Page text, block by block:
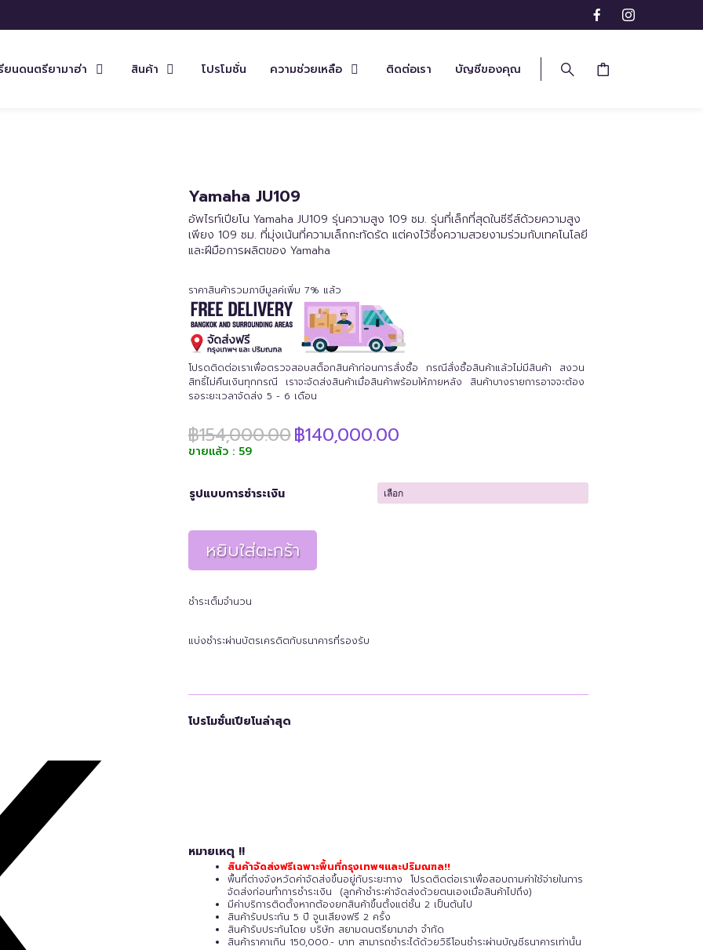
ยนดนตรียามาฮ่า สินค้า โปรโมชั่น ความช่วยเหลือ ติดต่อเรา บัญชีของคุณ
Yamaha JU109
อัพไรท์เปียโน Yamaha JU109 รุ่นความสูง 109 ซม. รุ่นที่เล็กที่สุดในซีรีส์ด้วยความสูง
เพียง 109 ซม. ที่มุ่งเน้นที่ความเล็กกะทัดรัด แต่คงไว้ซึ่งความสวยงามร่วมกับเทคโนโลยี
และฝีมือการผลิตของ Yamaha
ราคาสินค้ารวมภาษีมูลค่เพิ่ม 7% แล้ว
โปรดติดต่อเราเพื่อตรวจสอบสต็อกสินค้าก่อนการสั่งซื้อ กรณีสั่งซื้อสินค้าแล้วไม่มีสินค้า สงวน
สิทธิ์ไม่คืนเงินทุกกรณี เราจะจัดส่งสินค้าเมื่อสินค้าพร้อมให้ภายหลัง สินค้าบางรายการอาจจะต้อง
รอระยะเวลาจัดส่ง 5 - 6 เดือน
฿154,000.00Original
price
฿154,000.00.
฿140,000.00Current
฿140,000.00.
ขายแล้ว : 59
รูปแบบการชำระเงิน
หยิบใส่ตะกร้า
ชำระเต็มจำนวน
แบ่งชำระผ่านบัตรเครดิตกับธนาคารที่รองรับ
โปรโมชั่นเปียโนล่าสุด
หมายเหตุ !!
สินค้าจัดส่งฟรีเฉพาะพื้นที่กรุงเทพฯและปริมณฑล!!
พื้นที่ต่างจังหวัดค่าจัดส่งขึ้นอยู่กับระยะทาง โปรดติดต่อเราเพื่อสอบถามค่าใช้จ่ายในการ
จัดส่งก่อนทำการชำระเงิน (ลูกค้าชำระค่าจัดส่งด้วยตนเองเมื่อสินค้าไปถึง)
มีค่าบริการติดตั้งหากต้องยกสินค้าขึ้นตั้งแต่ชั้น 2 เป็นต้นไป
สินค้ารับประกัน 5 ปี จูนเสียงฟรี 2 ครั้ง
สินค้ารับประกันโดย บริษัท สยามดนตรียามาฮ่า จำกัด
สินค้าราคาเกิน 150,000.- บาท สามารถชำระได้ด้วยวิธีโอนชำระผ่านบัญชีธนาคารเท่านั้น